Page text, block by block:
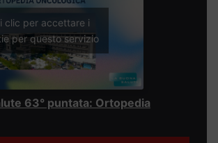
clic per accettare i
per questo servizio
63° puntata: Ortopedia